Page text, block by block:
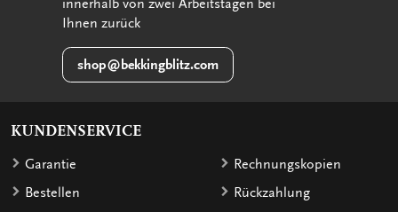
innerhalb von zwei Arbeitstagen bei
Ihnen zurück
shop@bekkingblitz.com
KUNDENSERVICE
Garantie
Bestellen
Rechnungskopien
Rückzahlung